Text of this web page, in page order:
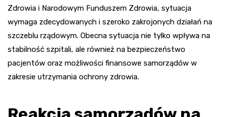
Zdrowia i Narodowym Funduszem Zdrowia, sytuacja
wymaga zdecydowanych i szeroko zakrojonych działań na
szczeblu rządowym. Obecna sytuacja nie tylko wpływa na
stabilność szpitali, ale również na bezpieczeństwo
pacjentów oraz możliwości finansowe samorządów w
zakresie utrzymania ochrony zdrowia.